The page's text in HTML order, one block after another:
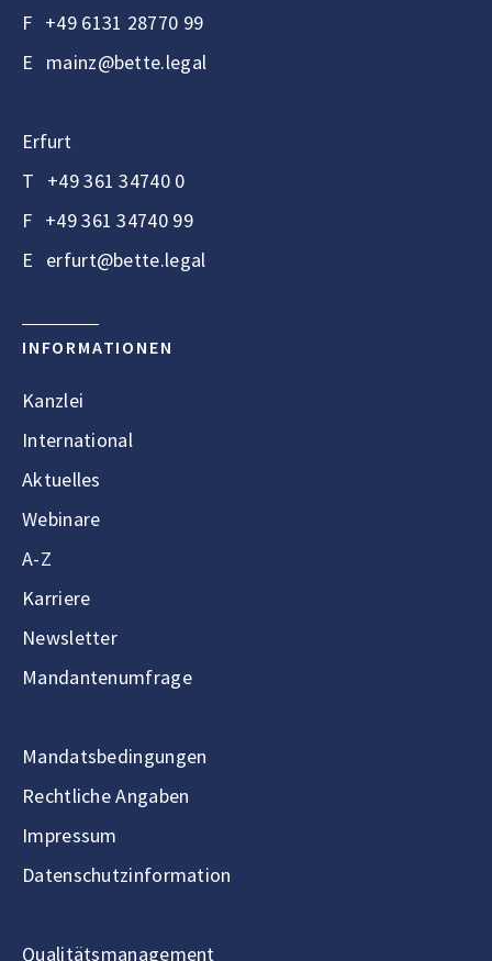
F +49 6131 28770 99
E mainz@bette.legal
Erfurt
T +49 361 34740 0
F +49 361 34740 99
E erfurt@bette.legal
INFORMATIONEN
Kanzlei
International
Aktuelles
Webinare
A-Z
Karriere
Newsletter
Mandantenumfrage
Mandatsbedingungen
Rechtliche Angaben
Impressum
Datenschutzinformation
Qualitätsmanagement